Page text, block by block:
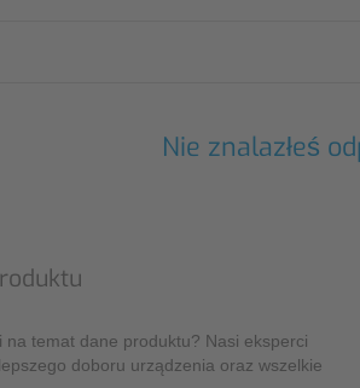
Nie znalazłeś
temat dane produktu? Nasi eksperci
doboru urządzenia oraz wszelkie